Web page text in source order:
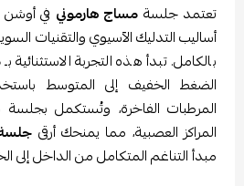
تعتمد جلسة مساج هارموني في أوشن
أساليب التدليك الآسيوي والتقنيات
بالكامل. تبدأ هذه التجربة الاستثنائية بـ
الضغط الخفيف إلى المتوسط
المرطبات الفاخرة، وتُستكمل
المراكز العصبية، مما يمنحك أرقى
مبدأ التناغم المتكامل من الداخل إلى